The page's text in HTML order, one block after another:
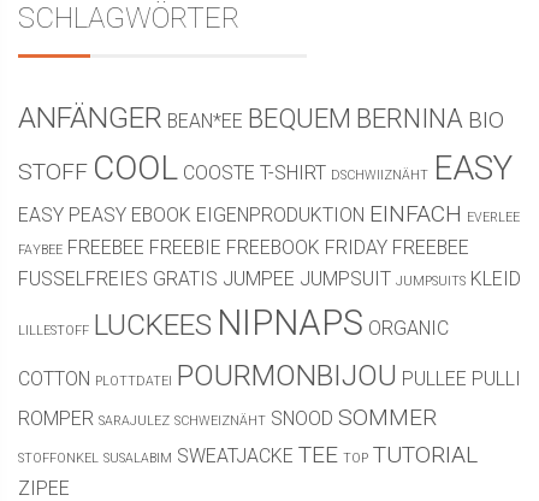
SCHLAGWÖRTER
ANFÄNGER BEAN*EE BEQUEM BERNINA BIO
STOFF COOL COOSTE T-SHIRT DSCHWIIZNÄHT EASY
EASY PEASY EBOOK EIGENPRODUKTION EINFACH EVERLEE
FAYBEE FREEBEE FREEBIE FREEBOOK FRIDAY FREEBEE
FUSSELFREIES GRATIS JUMPEE JUMPSUIT JUMPSUITS KLEID
LILLESTOFF LUCKEES NIPNAPS ORGANIC
COTTON PLOTTDATEI POURMONBIJOU PULLEE PULLI
ROMPER SARAJULEZ SCHWEIZNÄHT SNOOD SOMMER
STOFFONKEL SUSALABIM SWEATJACKE TEE TOP TUTORIAL
ZIPEE